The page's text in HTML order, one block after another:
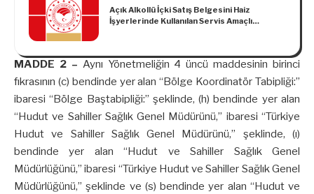
Açık Alkollü İçki Satış Belgesini Haiz
İşyerlerinde Kullanılan Servis Amaçlı
MADDE 2 – Aynı Yönetmeliğin 4 üncü maddesinin birinci
fıkrasının (c) bendinde yer alan “Bölge Koordinatör Tabipliği:”
ibaresi “Bölge Baştabipliği:” şeklinde, (h) bendinde yer alan
“Hudut ve Sahiller Sağlık Genel Müdürünü,” ibaresi “Türkiye
Hudut ve Sahiller Sağlık Genel Müdürünü,” şeklinde, (ı)
bendinde yer alan “Hudut ve Sahiller Sağlık Genel
Müdürlüğünü,” ibaresi “Türkiye Hudut ve Sahiller Sağlık Genel
Müdürlüğünü,” şeklinde ve (s) bendinde yer alan “Hudut ve